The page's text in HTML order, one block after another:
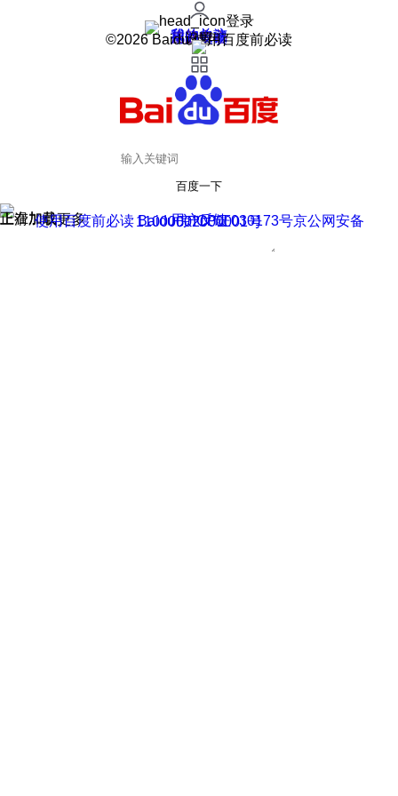
登录
我的关注
我的收藏
皮肤中心
用户反馈
设置
©2026 Baidu 使用百度前必读
百度一下
正在加载
上滑加载更多 用户反馈
使用百度前必读 Baidu 京ICP证030173号
京公网安备11000002000001号